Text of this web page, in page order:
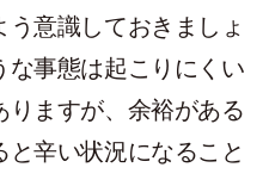
意識しておきましょ
な事態は起こりにくい
ますが、余裕がある
辛い状況になること